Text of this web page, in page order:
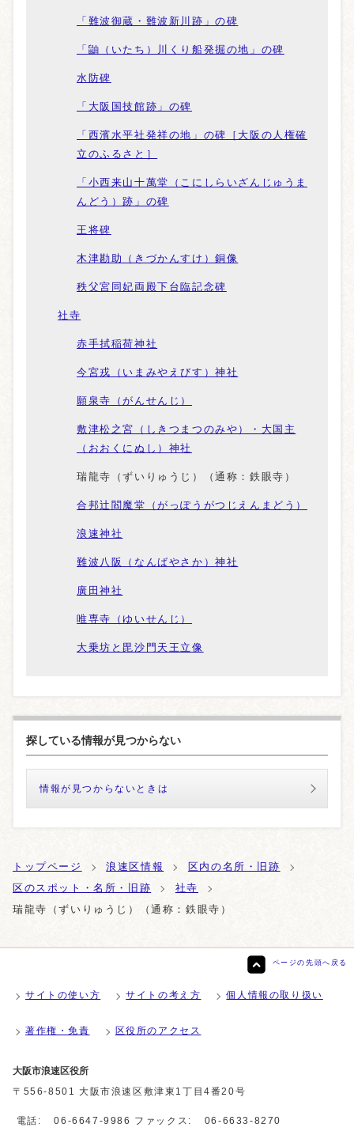
「難波御蔵・難波新川跡」の碑
「鼬（いたち）川くり船発掘の地」の碑
水防碑
「大阪国技館跡」の碑
「西濱水平社発祥の地」の碑［大阪の人権確
立のふるさと］
「小西来山十萬堂（こにしらいざんじゅうま
んどう）跡」の碑
王将碑
木津勘助（きづかんすけ）銅像
秩父宮同妃両殿下台臨記念碑
社寺
赤手拭稲荷神社
今宮戎（いまみやえびす）神社
願泉寺（がんせんじ）
敷津松之宮（しきつまつのみや）・大国主
（おおくにぬし）神社
瑞龍寺（ずいりゅうじ）（通称：鉄眼寺）
合邦辻閻魔堂（がっぽうがつじえんまどう）
浪速神社
難波八阪（なんばやさか）神社
廣田神社
唯専寺（ゆいせんじ）
大乗坊と毘沙門天王立像
探している情報が見つからない
情報が見つからないときは
トップページ 浪速区情報
区内の名所・旧跡
区のスポット・名所・旧跡
社寺
瑞龍寺（ずいりゅうじ）（通称：鉄眼寺）
ページの先頭へ戻る
サイトの使い方 サイトの考え方 個人情報の取り扱い
著作権・免責 区役所のアクセス
大阪市浪速区役所
〒556-8501 大阪市浪速区敷津東1丁目4番20号
電話: 06-6647-9986 ファックス: 06-6633-8270